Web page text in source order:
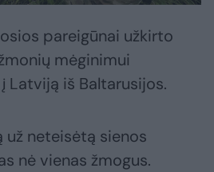
pareigūnai užkirto
mėginimui
Latviją iš Baltarusijos.
už neteisėtą sienos
nė vienas žmogus.